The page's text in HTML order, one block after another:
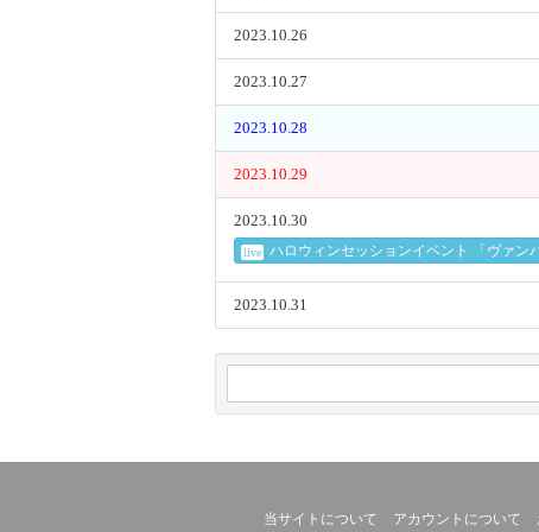
2023.10.26
2023.10.27
2023.10.28
2023.10.29
2023.10.30
live ハロウィンセッションイベント 「ヴァン
2023.10.31
当サイトについて アカウントについて